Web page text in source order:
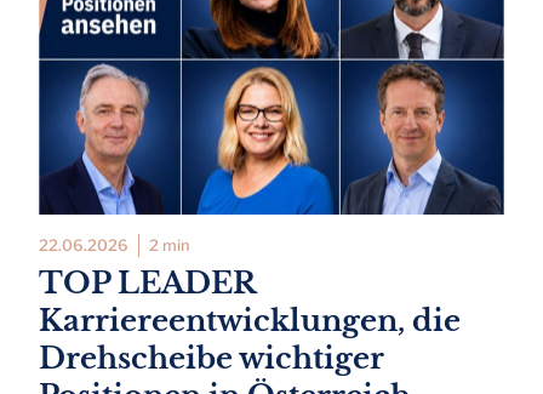
22.06.2026 2 min
TOP LEADER
Karriereentwicklungen, die
Drehscheibe wichtiger